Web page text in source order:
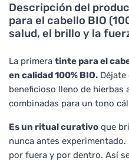
Descripción del
para el cabello BIO
salud, el brillo y la
La primera tinte para el
en calidad 100% BIO.
beneficioso lleno de hierbas
combinadas para un tono
Es un ritual curativo que
nunca antes
por fuera y por dentro. Así